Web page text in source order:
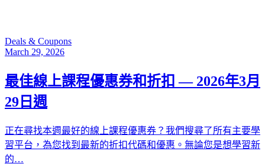
Deals & Coupons
March 29, 2026
最佳線上課程優惠券和折扣 — 2026年3月
29日週
正在尋找本週最好的線上課程優惠券？我們搜尋了所有主要學
習平台，為您找到最新的折扣代碼和優惠。無論您是想學習新
的…